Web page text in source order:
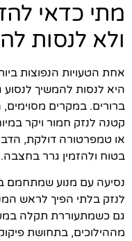
מתי כדאי
ולא לנסות
אחת הטעויות הנפוצות
היא לנסות להמשיך
ברורים. במקרים
קטנה לנזק חמור ויקר
או טמפרטורה דולקת,
בטוח ולהזמין גרר בחצבה.
נסיעה עם מנוע שמתחמם
לנזק בלתי הפיך לראש
גם כשמתעוררת תקלה
מההילוכים, בתחושת